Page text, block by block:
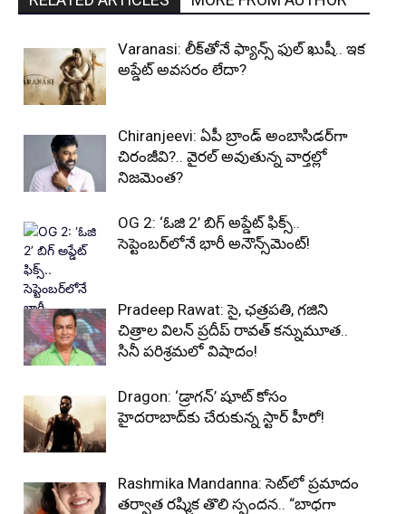
Varanasi: లీక్‌తోనే ఫ్యాన్స్ ఫుల్ ఖుషీ.. ఇక
అప్డేట్ అవసరం లేదా?
Chiranjeevi: ఏపీ బ్రాండ్ అంబాసిడర్‌గా
చిరంజీవి?.. వైరల్ అవుతున్న వార్తల్లో
నిజమెంత?
OG 2: ‘ఓజి 2’ బిగ్ అప్డేట్ ఫిక్స్..
సెప్టెంబర్‌లోనే భారీ అనౌన్స్‌మెంట్!
Pradeep Rawat: సై, ఛత్రపతి, గజిని
చిత్రాల విలన్ ప్రదీప్ రావత్ కన్నుమూత..
సినీ పరిశ్రమలో విషాదం!
Dragon: ‘డ్రాగన్’ షూట్ కోసం
హైదరాబాద్‌కు చేరుకున్న స్టార్ హీరో!
Rashmika Mandanna: సెట్‌లో ప్రమాదం
తర్వాత రష్మిక తొలి స్పందన.. “బాధగా